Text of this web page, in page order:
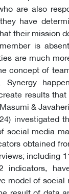
are also
have
their mission
is
are much
concept of
Synergy
results
&
investigated
social media
obtained
including
indicators,
model of social